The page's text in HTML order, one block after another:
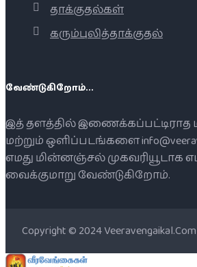
தாக்குதல்கள்
கரும்புலித்தாக்குதல்
வேண்டுகிறோம்...
இத் தளத்தில் இணைக்கப்பட்டிராத
மற்றும் ஒளிப்படங்களை
எமது மின்னஞ்சல் முகவரியூடாக
வைக்குமாறு வேண்டுகிறோம்.
Copyright © 2024